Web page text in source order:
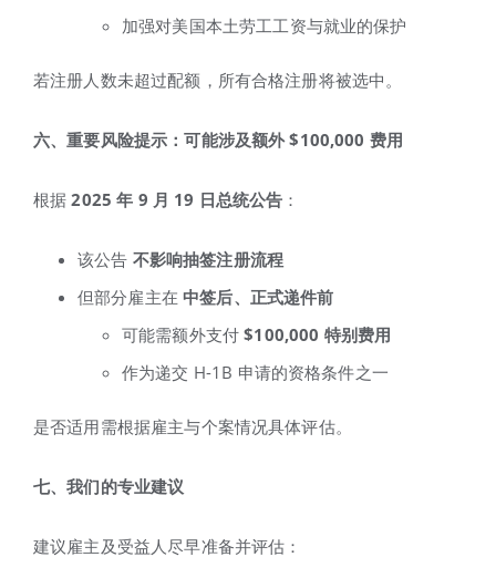
加强对美国本土劳工工资与就业的保护
若注册人数未超过配额，所有合格注册将被选中。
六、重要风险提示：可能涉及额外 $100,000 费用
根据2025年 9 月 19 日总统公告 ：
该公告 不影响抽签注册流程
但部分雇主在中签后、正式递件前
可能需额外支付$100,000 特别费用
作为递交 H-1B 申请的资格条件之一
是否适用需根据雇主与个案情况具体评估。
七、我们的专业建议
建议雇主及受益人尽早准备并评估：